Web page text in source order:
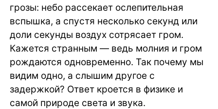
грозы: небо рассекает ослепительная
вспышка, а спустя несколько секунд или
доли секунды воздух сотрясает гром.
Кажется странным — ведь молния и гром
рождаются одновременно. Так почему мы
видим одно, а слышим другое с
задержкой? Ответ кроется в физике и
самой природе света и звука.